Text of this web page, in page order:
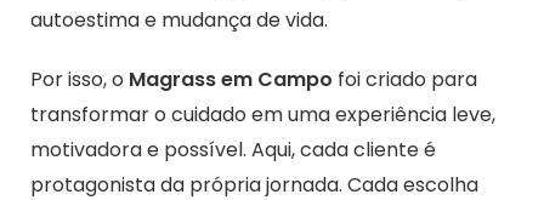
autoestima e mudança de vida.
Por isso, o Magrass em Campo foi criado para
transformar o cuidado em uma experiência leve,
motivadora e possível. Aqui, cada cliente é
protagonista da própria jornada. Cada escolha